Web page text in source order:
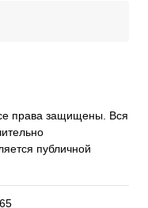
права защищены. Вся
публичной